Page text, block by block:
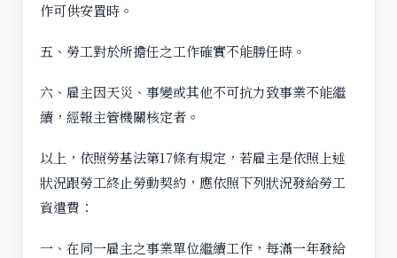
作可供安置時。
五、勞工對於所擔任之工作確實不能勝任時。
六、雇主因天災、事變或其他不可抗力致事業不能繼
續，經報主管機關核定者。
以上，依照勞基法第17條有規定，若雇主是依照上述
狀況跟勞工終止勞動契約，應依照下列狀況發給勞工
資遣費：
一、在同一雇主之事業單位繼續工作，每滿一年發給